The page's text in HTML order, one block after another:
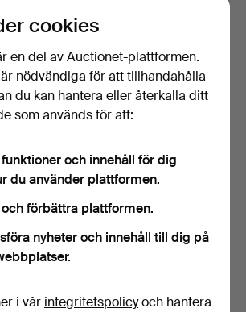
ARABIA, Finland,
servisdelar, 12+12 dlr, s…
Klubbades 8 aug 2026
11 bud
cookies
en del av Auctionet-plattformen.
nödvändiga för att tillhandahålla
du kan hantera eller återkalla ditt
som används för att:
och innehåll för dig
du använder plattformen.
förbättra plattformen.
nyheter och innehåll till dig på
i vår integritetspolicyoch hantera